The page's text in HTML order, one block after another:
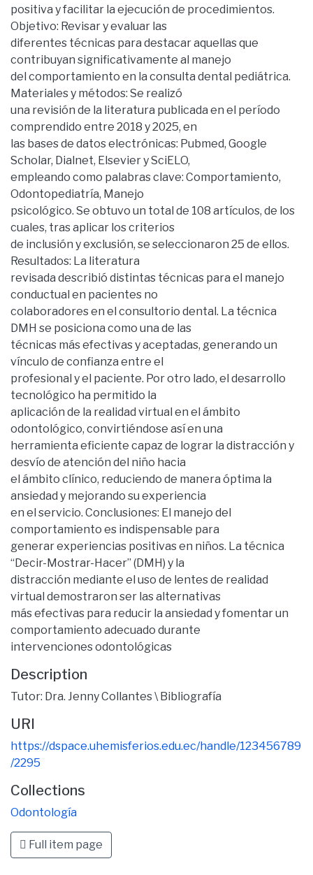
positiva y facilitar la ejecución de procedimientos.
Objetivo: Revisar y evaluar las
diferentes técnicas para destacar aquellas que
contribuyan significativamente al manejo
del comportamiento en la consulta dental pediátrica.
Materiales y métodos: Se realizó
una revisión de la literatura publicada en el período
comprendido entre 2018 y 2025, en
las bases de datos electrónicas: Pubmed, Google
Scholar, Dialnet, Elsevier y SciELO,
empleando como palabras clave: Comportamiento,
Odontopediatría, Manejo
psicológico. Se obtuvo un total de 108 artículos, de los
cuales, tras aplicar los criterios
de inclusión y exclusión, se seleccionaron 25 de ellos.
Resultados: La literatura
revisada describió distintas técnicas para el manejo
conductual en pacientes no
colaboradores en el consultorio dental. La técnica
DMH se posiciona como una de las
técnicas más efectivas y aceptadas, generando un
vínculo de confianza entre el
profesional y el paciente. Por otro lado, el desarrollo
tecnológico ha permitido la
aplicación de la realidad virtual en el ámbito
odontológico, convirtiéndose así en una
herramienta eficiente capaz de lograr la distracción y
desvío de atención del niño hacia
el ámbito clínico, reduciendo de manera óptima la
ansiedad y mejorando su experiencia
en el servicio. Conclusiones: El manejo del
comportamiento es indispensable para
generar experiencias positivas en niños. La técnica
“Decir-Mostrar-Hacer” (DMH) y la
distracción mediante el uso de lentes de realidad
virtual demostraron ser las alternativas
más efectivas para reducir la ansiedad y fomentar un
comportamiento adecuado durante
intervenciones odontológicas
Description
Tutor: Dra. Jenny Collantes \ Bibliografía
URI
https://dspace.uhemisferios.edu.ec/handle/123456789
/2295
Collections
Odontología
Full item page